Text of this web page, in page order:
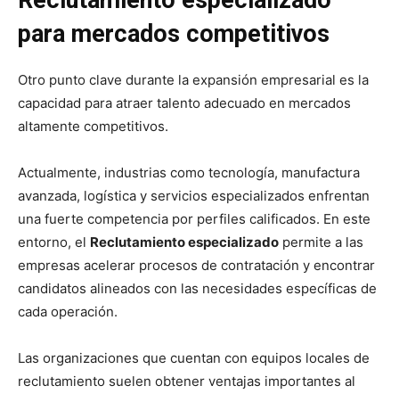
para mercados competitivos
Otro punto clave durante la expansión empresarial es la
capacidad para atraer talento adecuado en mercados
altamente competitivos.
Actualmente, industrias como tecnología, manufactura
avanzada, logística y servicios especializados enfrentan
una fuerte competencia por perfiles calificados. En este
entorno, el Reclutamiento especializado permite a las
empresas acelerar procesos de contratación y encontrar
candidatos alineados con las necesidades específicas de
cada operación.
Las organizaciones que cuentan con equipos locales de
reclutamiento suelen obtener ventajas importantes al